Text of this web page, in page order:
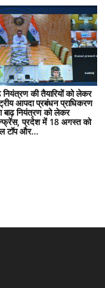
नियंत्रण की तैयारियों को लेकर
आपदा प्रबंधन प्राधिकरण
बाढ़ नियंत्रण को लेकर
प्रदेश में 18 अगस्त को
टॉप और...